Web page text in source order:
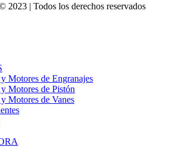
| Todos los derechos reservados
Motores de Engranajes
Motores de Pistón
Motores de Vanes